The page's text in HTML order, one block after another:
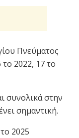
Πνεύματος
2022, 17 το
συνολικά στην
σημαντική.
2025